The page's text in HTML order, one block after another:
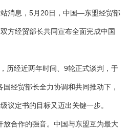
消息，5月20日，中国—东盟经贸部
方经贸部长共同宣布全面完成中国
历经近两年时间、9轮正式谈判，于
经贸部长全力协调和共同推动下，
议定书的目标又迈出关键一步。
合作的强音。中国与东盟互为最大